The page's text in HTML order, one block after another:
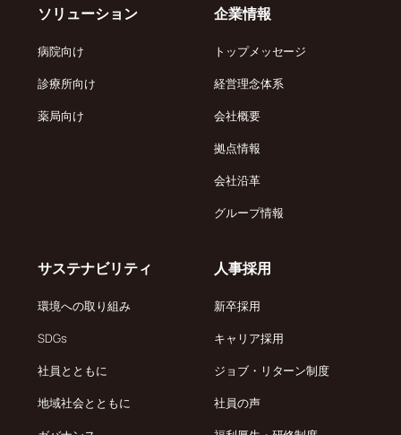
ソリューション
病院向け
診療所向け
薬局向け
企業情報
トップメッセージ
経営理念体系
会社概要
拠点情報
会社沿革
グループ情報
サステナビリティ
環境への取り組み
SDGs
社員とともに
地域社会とともに
人事採用
新卒採用
キャリア採用
ジョブ・リターン制度
社員の声